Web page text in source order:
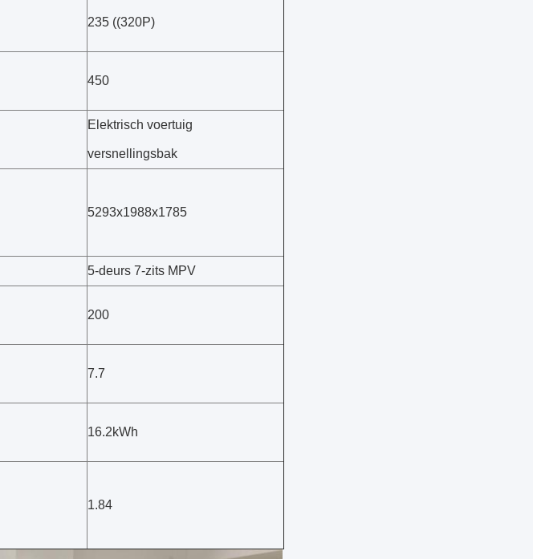
235 ((320P)
450
Elektrisch voertuig
versnellingsbak
5293x1988x1785
5-deurs 7-zits MPV
200
7.7
16.2kWh
1.84